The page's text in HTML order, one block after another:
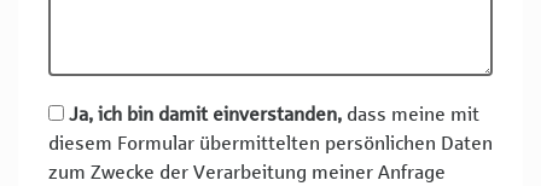
Ja, ich bin damit einverstanden, dass meine mit
diesem Formular übermittelten persönlichen Daten
zum Zwecke der Verarbeitung meiner Anfrage